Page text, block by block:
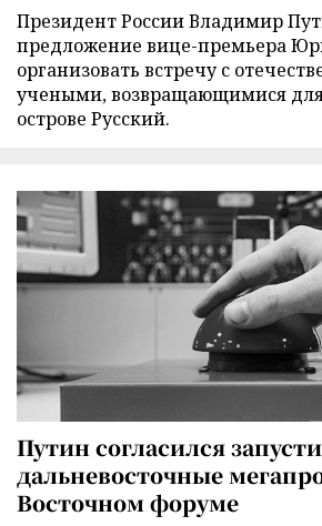
Президент России Владимир
предложение вице-премьера
организовать встречу с
учеными, возвращающимися
острове Русский.
Путин согласился
дальневосточные
Восточном форуме